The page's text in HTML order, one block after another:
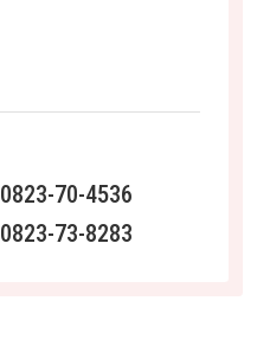
0823-70-4536
0823-73-8283